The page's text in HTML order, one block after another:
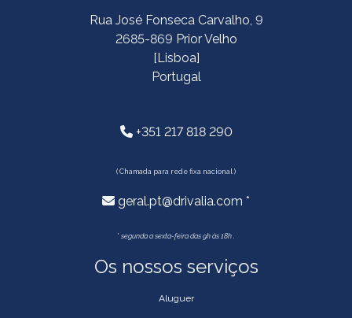
Rua José Fonseca Carvalho, 9
2685-869 Prior Velho
[Lisboa]
Portugal
+351 217 818 290
( Chamada para rede fixa nacional )
geral.pt@drivalia.com *
* segunda a sexta-feira das 9h às 18h .
Os nossos serviços
Aluguer